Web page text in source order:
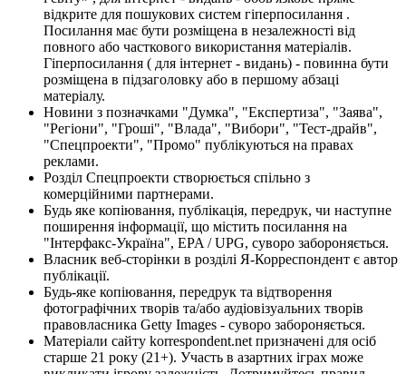
відкрите для пошукових систем гіперпосилання .
Посилання має бути розміщена в незалежності від
повного або часткового використання матеріалів.
Гіперпосилання ( для інтернет - видань) - повинна бути
розміщена в підзаголовку або в першому абзаці
матеріалу.
Новини з позначками "Думка", "Експертиза", "Заява",
"Регіони", "Гроші", "Влада", "Вибори", "Тест-драйв",
"Спецпроекти", "Промо" публікуються на правах
реклами.
Розділ Спецпроекти створюється спільно з
комерційними партнерами.
Будь яке копіювання, публікація, передрук, чи наступне
поширення інформації, що містить посилання на
"Інтерфакс-Україна", EPA / UPG, суворо забороняється.
Власник веб-сторінки в розділі Я-Корреспондент є автор
публікації.
Будь-яке копіювання, передрук та відтворення
фотографічних творів та/або аудіовізуальних творів
правовласника Getty Images - суворо забороняється.
Матеріали сайту korrespondent.net призначені для осіб
старше 21 року (21+). Участь в азартних іграх може